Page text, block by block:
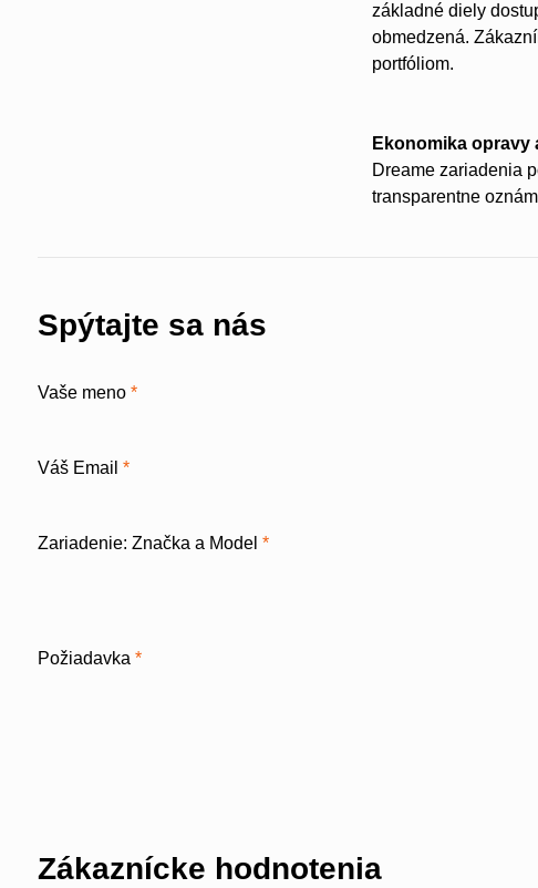
základné diely
obmedzená.
portfóliom.
Ekonomika opravy
Dreame zariadenia
transparentne
Spýtajte sa nás
Vaše meno *
Váš Email *
Zariadenie: Značka a Model *
Požiadavka *
Zákaznícke hodnotenia